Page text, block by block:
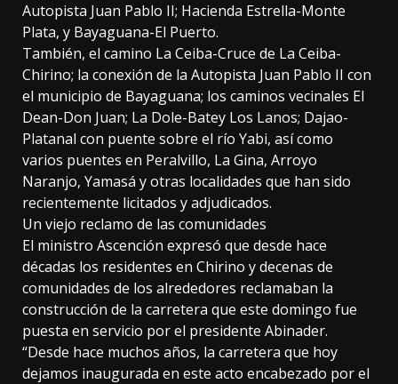
Autopista Juan Pablo II; Hacienda Estrella-Monte
Plata, y Bayaguana-El Puerto.
También, el camino La Ceiba-Cruce de La Ceiba-
Chirino; la conexión de la Autopista Juan Pablo II con
el municipio de Bayaguana; los caminos vecinales El
Dean-Don Juan; La Dole-Batey Los Lanos; Dajao-
Platanal con puente sobre el río Yabi, así como
varios puentes en Peralvillo, La Gina, Arroyo
Naranjo, Yamasá y otras localidades que han sido
recientemente licitados y adjudicados.
Un viejo reclamo de las comunidades
El ministro Ascención expresó que desde hace
décadas los residentes en Chirino y decenas de
comunidades de los alrededores reclamaban la
construcción de la carretera que este domingo fue
puesta en servicio por el presidente Abinader.
“Desde hace muchos años, la carretera que hoy
dejamos inaugurada en este acto encabezado por el